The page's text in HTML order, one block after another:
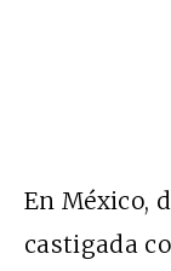
En México,
castigada